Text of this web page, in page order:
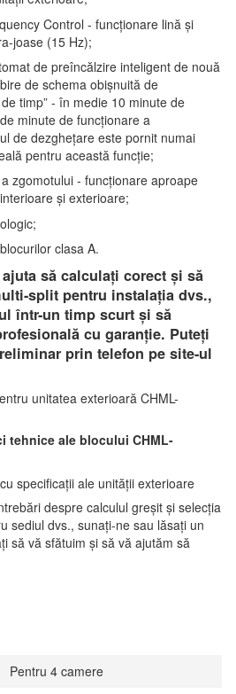
Control - funcționare lină și
joase (15 Hz);
de preîncălzire inteligent de nouă
de schema obișnuită de
timp” - în medie 10 minute de
minute de funcționare a
de dezghețare este pornit numai
pentru această funcție;
zgomotului - funcționare aproape
și exterioare;
clasa A.
să calculați corect și să
split pentru instalația dvs.,
într-un timp scurt și să
cu garanție. Puteți
prin telefon pe site-ul
tehnice ale blocului CHML-
despre calculul greșit și selecția
sediul dvs., sunați-ne sau lăsați un
să vă sfătuim și să vă ajutăm să
Pentru 4 camere